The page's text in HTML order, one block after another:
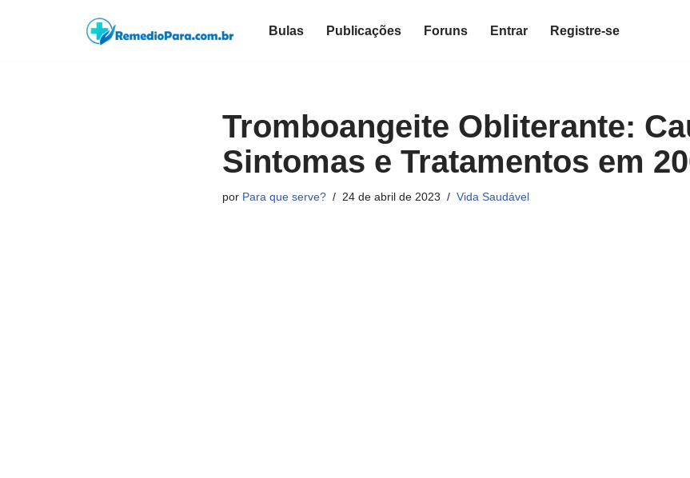
Bulas Publicações Foruns Entrar Registre-se
Tromboangeite Obliterante:
Sintomas e Tratamentos em
por Para que serve? 24 de abril de 2023 Vida Saudável